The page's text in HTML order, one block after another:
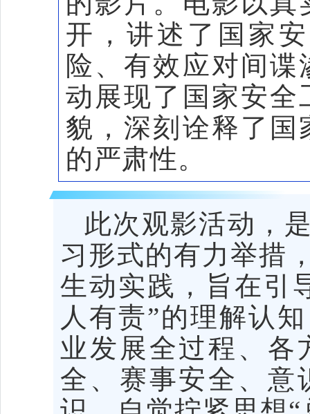
开，讲述了国家
险、有效应对间
动展现了国家安全
貌，深刻诠释了
的严肃性。
此次观影活动，
习形式的有力举措
生动实践，旨在引
人有责”的理解认
业发展全过程、各
全、赛事安全、意